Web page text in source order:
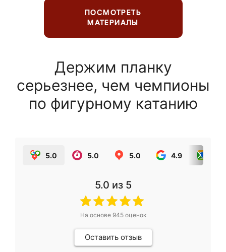
ПОСМОТРЕТЬ
МАТЕРИАЛЫ
Держим планку
серьезнее, чем чемпионы
по фигурному катанию
5.0 5.0 5.0 4.9
5.0 из 5
На основе 945оценок
Оставить отзыв